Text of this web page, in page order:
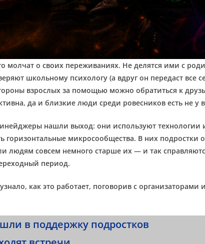
молчат о своих переживаниях. Не делятся ими с
школьному психологу (а вдруг он передаст все
взрослых за помощью можно обратиться к
да и близкие люди среди ровесников есть не у
нашли выход: они используют технологии
горизонтальные микросообщества. В них
людям совсем немного старше их — и так
период.
как это работает, поговорив с организаторами
в поддержку подростков